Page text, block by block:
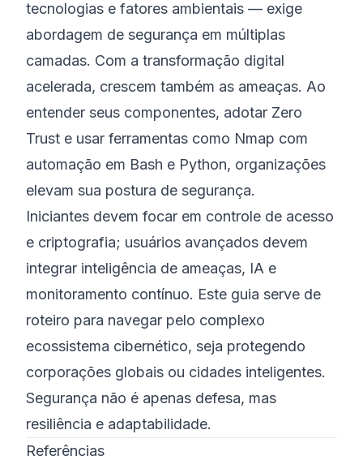
tecnologias e fatores ambientais — exige
abordagem de segurança em múltiplas
camadas. Com a transformação digital
acelerada, crescem também as ameaças. Ao
entender seus componentes, adotar Zero
Trust e usar ferramentas como Nmap com
automação em Bash e Python, organizações
elevam sua postura de segurança.
Iniciantes devem focar em controle de acesso
e criptografia; usuários avançados devem
integrar inteligência de ameaças, IA e
monitoramento contínuo. Este guia serve de
roteiro para navegar pelo complexo
ecossistema cibernético, seja protegendo
corporações globais ou cidades inteligentes.
Segurança não é apenas defesa, mas
resiliência e adaptabilidade.
Referências